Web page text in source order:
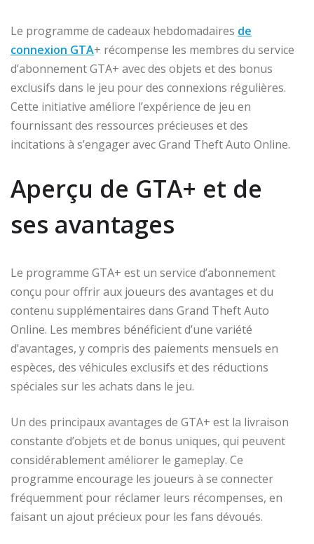
Le programme de cadeaux hebdomadaires de
connexion GTA+ récompense les membres du service
d’abonnement GTA+ avec des objets et des bonus
exclusifs dans le jeu pour des connexions régulières.
Cette initiative améliore l’expérience de jeu en
fournissant des ressources précieuses et des
incitations à s’engager avec Grand Theft Auto Online.
Aperçu de GTA+ et de
ses avantages
Le programme GTA+ est un service d’abonnement
conçu pour offrir aux joueurs des avantages et du
contenu supplémentaires dans Grand Theft Auto
Online. Les membres bénéficient d’une variété
d’avantages, y compris des paiements mensuels en
espèces, des véhicules exclusifs et des réductions
spéciales sur les achats dans le jeu.
Un des principaux avantages de GTA+ est la livraison
constante d’objets et de bonus uniques, qui peuvent
considérablement améliorer le gameplay. Ce
programme encourage les joueurs à se connecter
fréquemment pour réclamer leurs récompenses, en
faisant un ajout précieux pour les fans dévoués.